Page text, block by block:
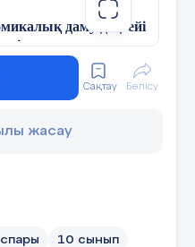
мазмұндау 110 бет
даму деңгейі
Сақтау Бөлісу
жасау
10 сынып